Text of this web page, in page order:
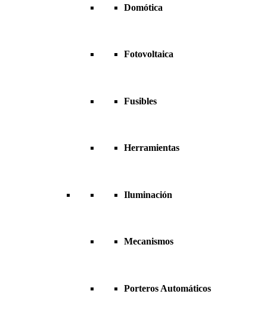
Domótica
Fotovoltaica
Fusibles
Herramientas
Iluminación
Mecanismos
Porteros Automáticos